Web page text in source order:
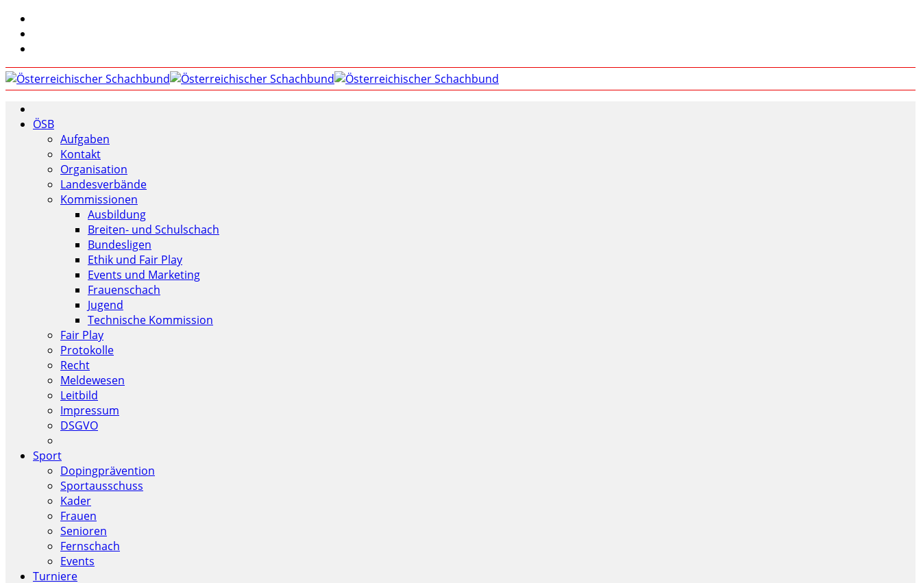
ÖSB
Aufgaben
Kontakt
Organisation
Landesverbände
Kommissionen
Ausbildung
Breiten- und Schulschach
Bundesligen
Ethik und Fair Play
Events und Marketing
Frauenschach
Jugend
Technische Kommission
Fair Play
Protokolle
Recht
Meldewesen
Leitbild
Impressum
DSGVO
Sport
Dopingprävention
Sportausschuss
Kader
Frauen
Senioren
Fernschach
Events
Turniere